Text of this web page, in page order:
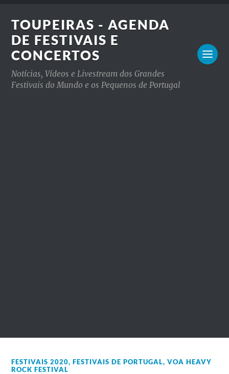
TOUPEIRAS - AGENDA
DE FESTIVAIS E
CONCERTOS
Notícias, Vídeos e Livestream dos Grandes
Festivais do Mundo e os Pequenos de Portugal
FESTIVAIS 2020,FESTIVAIS DE PORTUGAL,VOA HEAVY
ROCK FESTIVAL